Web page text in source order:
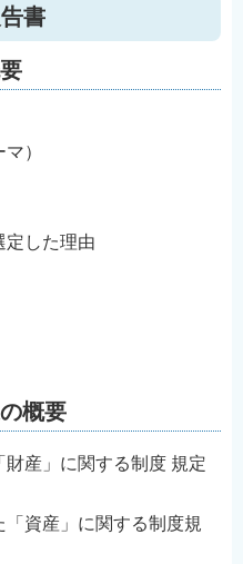
書
）
定した理由
概要
産」に関する制度 規定
資産」に関する制度規